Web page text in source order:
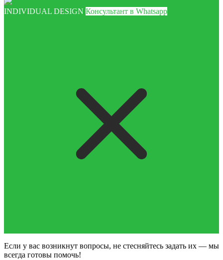
INDIVIDUAL DESIGN Консультант в Whatsapp
Если у вас возникнут вопросы, не стесняйтесь задать их — мы
всегда готовы помочь!